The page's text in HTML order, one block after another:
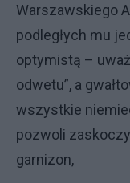
Warszawskiego
podległych mu
optymistą –
odwetu”, a
wszystkie
pozwoli
garnizon,